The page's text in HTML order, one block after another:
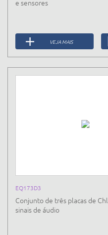
e sensores
VEJA MAIS
EQ173D3
Conjunto de três placas de
sinais de áudio